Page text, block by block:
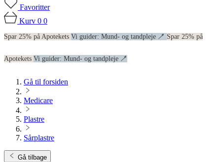
Favoritter
Kurv 0 0
Spar 25% på Apotekets Vi guider: Mund- og tandpleje 🪥 Spar 25% på
Apotekets Vi guider: Mund- og tandpleje 🪥
Gå til forsiden
Medicare
Plastre
Sårplastre
Gå tilbage